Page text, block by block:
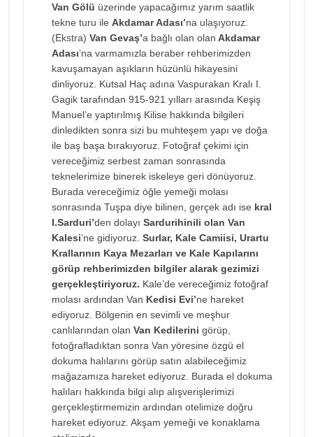
Van Gölü üzerinde yapacağımız yarım saatlik
tekne turu ile Akdamar Adası’na ulaşıyoruz.
(Ekstra) Van Gevaş’a bağlı olan olan Akdamar
Adası’na varmamızla beraber rehberimizden
kavuşamayan aşıkların hüzünlü hikayesini
dinliyoruz. Kutsal Haç adına Vaspurakan Kralı I.
Gagik tarafından 915-921 yılları arasında Keşiş
Manuel’e yaptırılmış Kilise hakkında bilgileri
dinledikten sonra sizi bu muhteşem yapı ve doğa
ile baş başa bırakıyoruz. Fotoğraf çekimi için
vereceğimiz serbest zaman sonrasında
teknelerimize binerek iskeleye geri dönüyoruz.
Burada vereceğimiz öğle yemeği molası
sonrasında Tuşpa diye bilinen, gerçek adı ise kral
I.Sarduri’den dolayı Sardurihinili olan Van
Kalesi’ne gidiyoruz. Surlar, Kale Camiisi, Urartu
Krallarının Kaya Mezarları ve Kale Kapılarını
görüp rehberimizden bilgiler alarak gezimizi
gerçekleştiriyoruz. Kale’de vereceğimiz fotoğraf
molası ardından Van Kedisi Evi’ne hareket
ediyoruz. Bölgenin en sevimli ve meşhur
canlılarından olan Van Kedilerini görüp,
fotoğrafladıktan sonra Van yöresine özgü el
dokuma halılarını görüp satın alabileceğimiz
mağazamıza hareket ediyoruz. Burada el dokuma
halıları hakkında bilgi alıp alışverişlerimizi
gerçekleştirmemizin ardından otelimize doğru
hareket ediyoruz. Akşam yemeği ve konaklama